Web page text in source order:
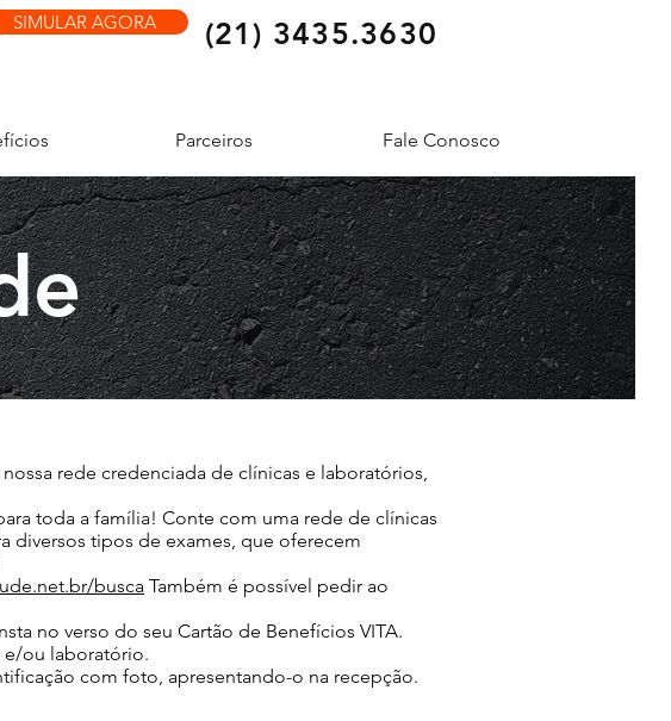
SIMULAR AGORA (21) 3435.3630
Parceiros Fale Conosco
rede credenciada de clínicas e laboratórios,
toda a família! Conte com uma rede de clínicas
diversos tipos de exames, que oferecem
busca Também é possível pedir ao
no verso do seu Cartão de Benefícios VITA.
e/ou laboratório.
com foto, apresentando-o na recepção.